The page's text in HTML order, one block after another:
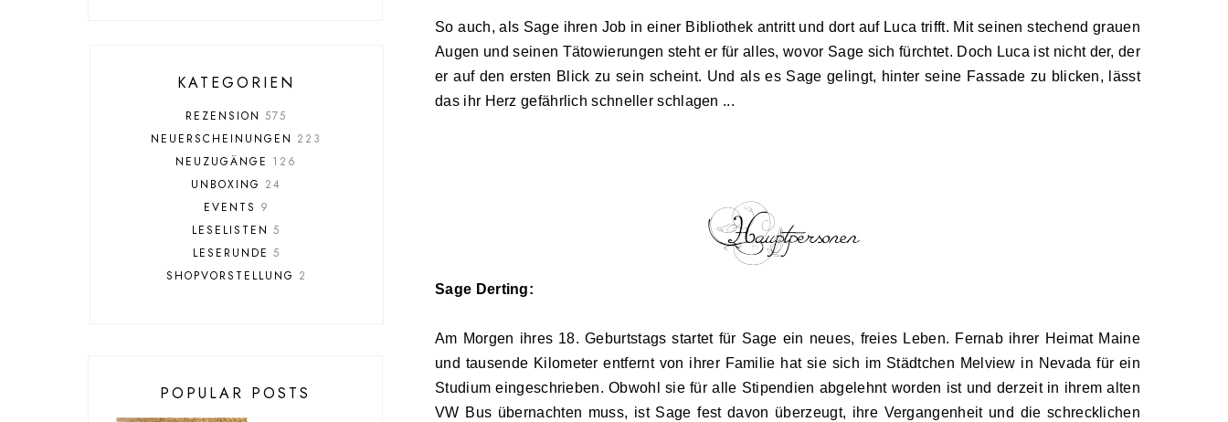
So auch, als Sage ihren Job in einer Bibliothek antritt und dort auf Luca trifft. Mit seinen stechend grauen
Augen und seinen Tätowierungen steht er für alles, wovor Sage sich fürchtet. Doch Luca ist nicht der, der
er auf den ersten Blick zu sein scheint. Und als es Sage gelingt, hinter seine Fassade zu blicken, lässt
das ihr Herz gefährlich schneller schlagen ...
Sage Derting:
Am Morgen ihres 18. Geburtstags startet für Sage ein neues, freies Leben. Fernab ihrer Heimat Maine
und tausende Kilometer entfernt von ihrer Familie hat sie sich im Städtchen Melview in Nevada für ein
Studium eingeschrieben. Obwohl sie für alle Stipendien abgelehnt worden ist und derzeit in ihrem alten
VW Bus übernachten muss, ist Sage fest davon überzeugt, ihre Vergangenheit und die schrecklichen
KATEGORIEN
REZENSION 575
NEUERSCHEINUNGEN 223
NEUZUGÄNGE 126
UNBOXING 24
EVENTS 9
LESELISTEN 5
LESERUNDE 5
SHOPVORSTELLUNG 2
POPULAR POSTS